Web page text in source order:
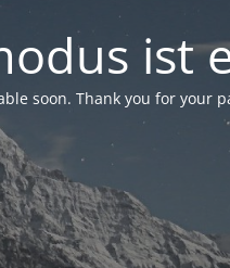
ist
soon. Thank you for your